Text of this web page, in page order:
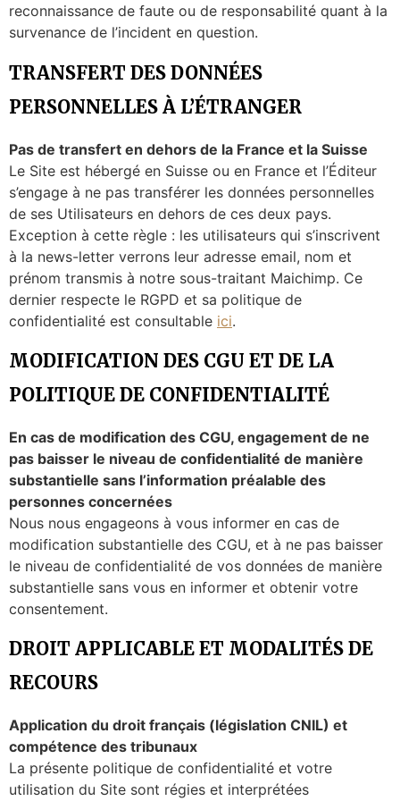
reconnaissance de faute ou de responsabilité quant à la
survenance de l’incident en question.
TRANSFERT DES DONNÉES
PERSONNELLES À L’ÉTRANGER
Pas de transfert en dehors de la France et la Suisse
Le Site est hébergé en Suisse ou en France et l’Éditeur
s’engage à ne pas transférer les données personnelles
de ses Utilisateurs en dehors de ces deux pays.
Exception à cette règle : les utilisateurs qui s’inscrivent
à la news-letter verrons leur adresse email, nom et
prénom transmis à notre sous-traitant Maichimp. Ce
dernier respecte le RGPD et sa politique de
confidentialité est consultable ici.
MODIFICATION DES CGU ET DE LA
POLITIQUE DE CONFIDENTIALITÉ
En cas de modification des CGU, engagement de ne
pas baisser le niveau de confidentialité de manière
substantielle sans l’information préalable des
personnes concernées
Nous nous engageons à vous informer en cas de
modification substantielle des CGU, et à ne pas baisser
le niveau de confidentialité de vos données de manière
substantielle sans vous en informer et obtenir votre
consentement.
DROIT APPLICABLE ET MODALITÉS DE
RECOURS
Application du droit français (législation CNIL) et
compétence des tribunaux
La présente politique de confidentialité et votre
utilisation du Site sont régies et interprétées